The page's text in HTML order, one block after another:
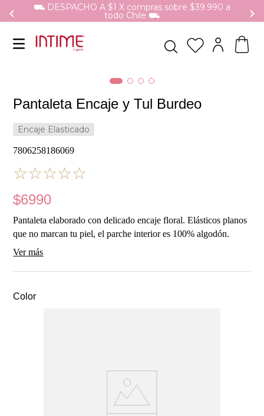
⛟ DESPACHO A $1 X compras sobre $39.990 a
todo Chile ⛟
Pantaleta Encaje y Tul Burdeo
Encaje Elasticado
7806258186069
☆☆☆☆☆
$6990
Pantaleta elaborado con delicado encaje floral. Elásticos planos
que no marcan tu piel, el parche interior es 100% algodón.
Recomendaciones de Cuidados: Lavar a mano antes de usar. Si
clora
Ver más
Color